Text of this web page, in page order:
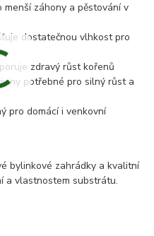
záhony a pěstování v
dostatečnou vlhkost pro
zdravý růst kořenů
potřebné pro silný růst a
pro domácí i venkovní
bylinkové zahrádky a kvalitní
a vlastnostem substrátu.